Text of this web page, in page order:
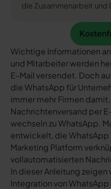
die Zusammenarbeit und
Wichtige Informationen
und Mitarbeiter werden
E-Mail versendet. Doch
die WhatsApp für
immer mehr Firmen
Nachrichtenversand per
wechseln zu WhatsApp.
entwickelt, die
Marketing Platform
vollautomatisierten
In dieser Anleitung zeigen
Integration von